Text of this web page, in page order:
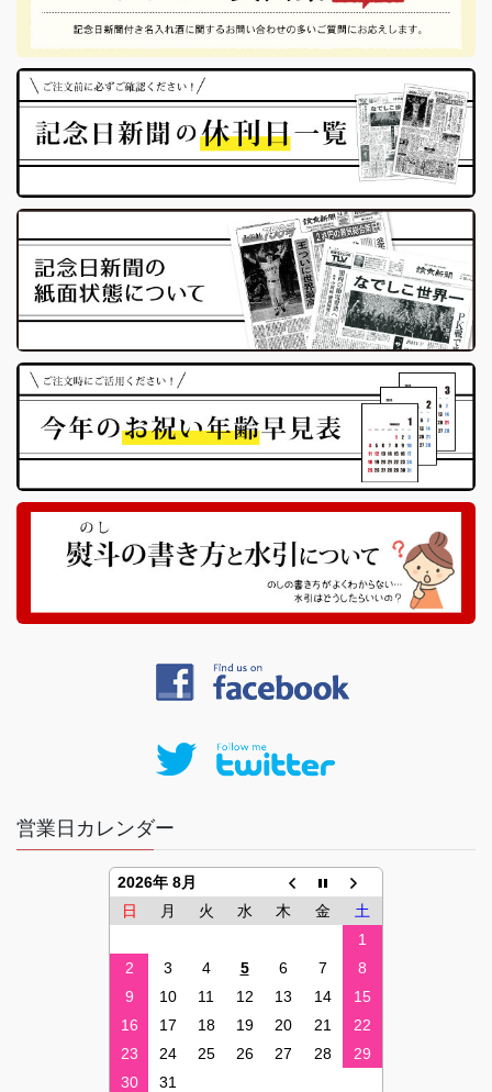
【定休日中の配送について】
金曜日13時以降のご注文につきましては、新聞お取り寄せの
都合上、【最短発送日が翌週の火曜】となります。
営業日カレンダー
2026年 8月
日
月 火 水 木 金
土
1
2
3 4 5 6 7
8
9
10 11 12 13 14
15
16
17 18 19 20 21
22
23
24 25 26 27 28
29
30
31